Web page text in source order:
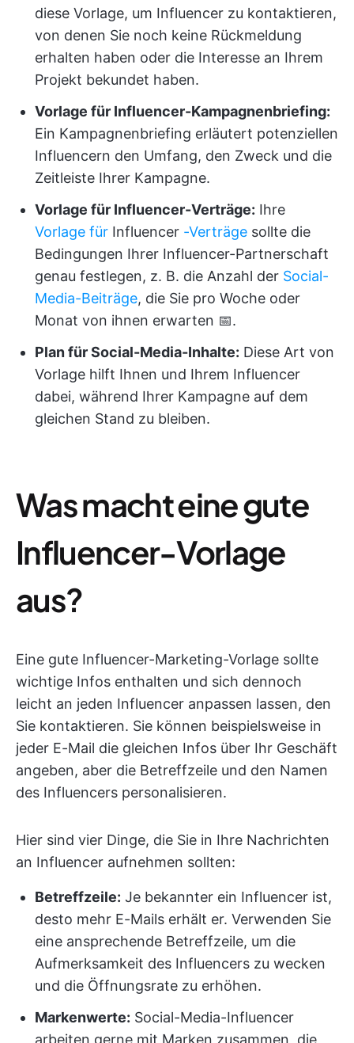
diese Vorlage, um Influencer zu kontaktieren,
von denen Sie noch keine Rückmeldung
erhalten haben oder die Interesse an Ihrem
Projekt bekundet haben.
Vorlage für Influencer-Kampagnenbriefing:
Ein Kampagnenbriefing erläutert potenziellen
Influencern den Umfang, den Zweck und die
Zeitleiste Ihrer Kampagne.
Vorlage für Influencer-Verträge: Ihre
Vorlage für Influencer -Verträge sollte die
Bedingungen Ihrer Influencer-Partnerschaft
genau festlegen, z. B. die Anzahl der Social-
Media-Beiträge, die Sie pro Woche oder
Monat von ihnen erwarten 📅.
Plan für Social-Media-Inhalte: Diese Art von
Vorlage hilft Ihnen und Ihrem Influencer
dabei, während Ihrer Kampagne auf dem
gleichen Stand zu bleiben.
Was macht eine gute
Influencer-Vorlage
aus?
Eine gute Influencer-Marketing-Vorlage sollte
wichtige Infos enthalten und sich dennoch
leicht an jeden Influencer anpassen lassen, den
Sie kontaktieren. Sie können beispielsweise in
jeder E-Mail die gleichen Infos über Ihr Geschäft
angeben, aber die Betreffzeile und den Namen
des Influencers personalisieren.
Hier sind vier Dinge, die Sie in Ihre Nachrichten
an Influencer aufnehmen sollten:
Betreffzeile: Je bekannter ein Influencer ist,
desto mehr E-Mails erhält er. Verwenden Sie
eine ansprechende Betreffzeile, um die
Aufmerksamkeit des Influencers zu wecken
und die Öffnungsrate zu erhöhen.
Markenwerte: Social-Media-Influencer
arbeiten gerne mit Marken zusammen, die